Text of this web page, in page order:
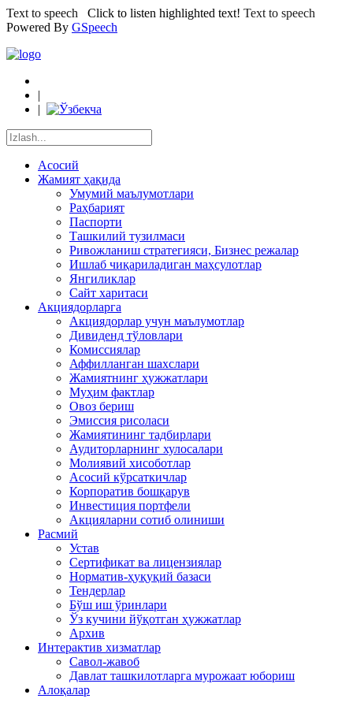
Text to speech Click to listen highlighted text! Text to speech
Powered By GSpeech
|
|
Асосий
Жамият ҳақида
Умумий маълумотлари
Раҳбарият
Паспорти
Ташкилий тузилмаси
Ривожланиш стратегияси, Бизнес режалар
Ишлаб чиқариладиган маҳсулотлар
Янгиликлар
Сайт харитаси
Акциядорларга
Акциядорлар учун маълумотлар
Дивиденд тўловлари
Комиссиялар
Аффилланган шахслари
Жамиятнинг ҳужжатлари
Муҳим фактлар
Овоз бериш
Эмиссия рисоласи
Жамиятининг тадбирлари
Аудиторларнинг хулосалари
Молиявий хисоботлар
Асосий кўрсаткичлар
Корпоратив бошқарув
Инвестиция портфели
Акцияларни сотиб олиниши
Расмий
Устав
Сертификат ва лицензиялар
Норматив-ҳуқуқий базаси
Тендерлар
Бўш иш ўринлари
Ўз кучини йўқотган ҳужжатлар
Архив
Интерактив хизматлар
Савол-жавоб
Давлат ташкилотларга мурожаат юбориш
Алоқалар